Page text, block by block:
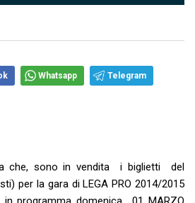
Whatsapp Telegram
che, sono in vendita i biglietti del
per la gara di LEGA PRO 2014/2015